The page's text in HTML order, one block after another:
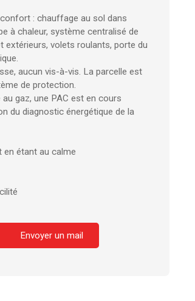
: chauffage au sol dans
à chaleur, système centralisé de
extérieurs, volets roulants, porte du
aucun vis-à-vis. La parcelle est
de protection.
gaz, une PAC est en cours
du diagnostic énergétique de la
en étant au calme
Envoyer un mail